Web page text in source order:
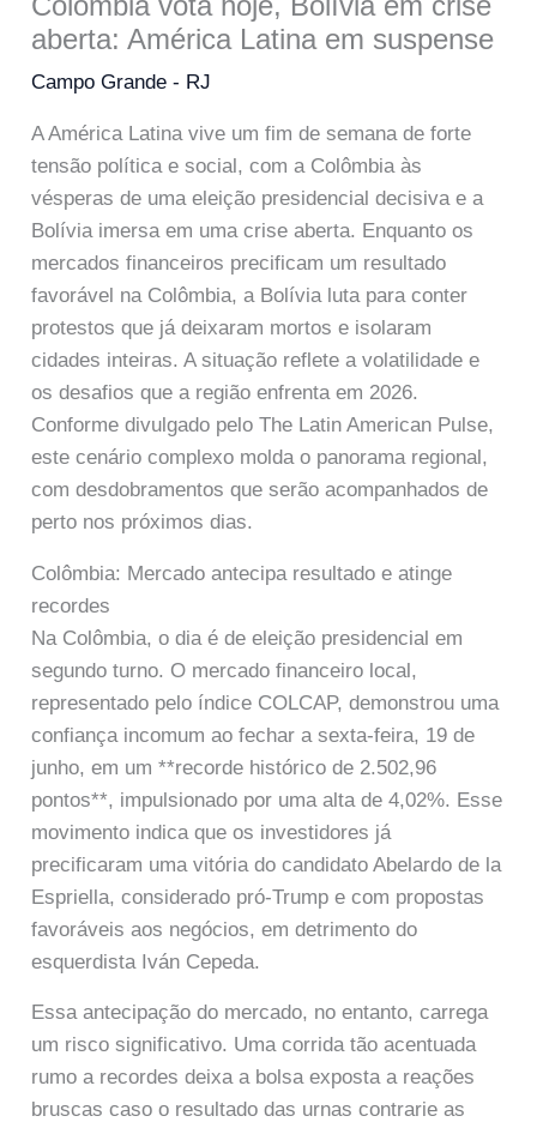
aberta: América Latina em suspense
Campo Grande - RJ
A América Latina vive um fim de semana de forte
tensão política e social, com a Colômbia às
vésperas de uma eleição presidencial decisiva e a
Bolívia imersa em uma crise aberta. Enquanto os
mercados financeiros precificam um resultado
favorável na Colômbia, a Bolívia luta para conter
protestos que já deixaram mortos e isolaram
cidades inteiras. A situação reflete a volatilidade e
os desafios que a região enfrenta em 2026.
Conforme divulgado pelo The Latin American Pulse,
este cenário complexo molda o panorama regional,
com desdobramentos que serão acompanhados de
perto nos próximos dias.
Colômbia: Mercado antecipa resultado e atinge
recordes
Na Colômbia, o dia é de eleição presidencial em
segundo turno. O mercado financeiro local,
representado pelo índice COLCAP, demonstrou uma
confiança incomum ao fechar a sexta-feira, 19 de
junho, em um **recorde histórico de 2.502,96
pontos**, impulsionado por uma alta de 4,02%. Esse
movimento indica que os investidores já
precificaram uma vitória do candidato Abelardo de la
Espriella, considerado pró-Trump e com propostas
favoráveis aos negócios, em detrimento do
esquerdista Iván Cepeda.
Essa antecipação do mercado, no entanto, carrega
um risco significativo. Uma corrida tão acentuada
rumo a recordes deixa a bolsa exposta a reações
bruscas caso o resultado das urnas contrarie as